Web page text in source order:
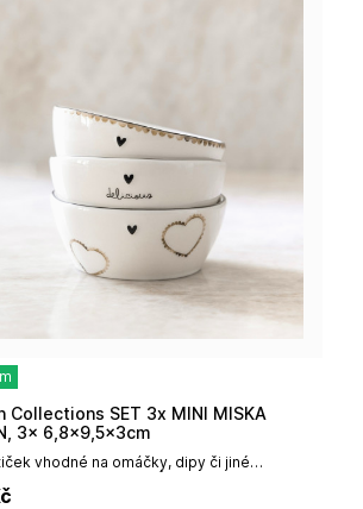
vhodné na omáčky, dipy či jiné
jedné misky: 6,8 x...
3x 6,8x9,5x3cm